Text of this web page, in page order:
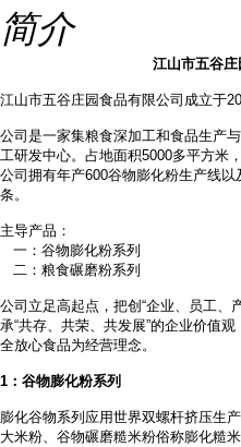
简介
江山市五谷庄
江山市五谷庄园食品有限公司成立于
公司是一家集粮食深加工和食品生产
工研发中心。占地面积5000多平方米
公司拥有年产600谷物膨化粉生产线
条。
主导产品：
一：谷物膨化粉系列
二：粮食碾磨粉系列
公司立足高起点，把创 “企业、员工、
承“共存、共荣、共发展”的企业价值
全放心食品为经营理念。
1 ：谷物膨化粉系列
膨化谷物系列应用世界双螺杆挤压生
大米粉、谷物碾磨糙米粉俗称膨化糙